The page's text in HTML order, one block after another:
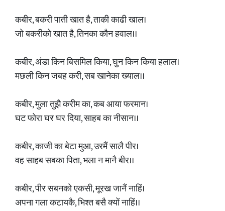
कबीर, बकरी पाती खात है, ताकी काढी खाल।
जो बकरीको खात है, तिनका कौन हवाल।।
कबीर, अंडा किन बिसमिल किया, घुन किन किया हलाल।
मछली किन जबह करी, सब खानेका ख्याल।।
कबीर, मुला तुझै करीम का, कब आया फरमान।
घट फोरा घर घर दिया, साहब का नीसान।।
कबीर, काजी का बेटा मुआ, उरमैं सालै पीर।
वह साहब सबका पिता, भला न मानै बीर।।
कबीर, पीर सबनको एकसी, मूरख जानैं नाहिं।
अपना गला कटायकै, भिश्त बसै क्यों नाहिं।।